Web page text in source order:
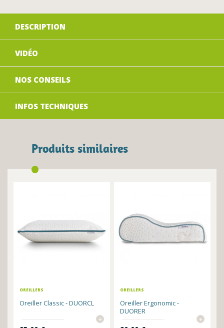
DESCRIPTION
VIDÉO
NOS CONSEILS
INFOS TECHNIQUES
Produits similaires
OREILLERS
Oreiller Classic - DUORCL
+
Prix
OREILLERS
Oreiller Ergonomic -
DUORER
+
Prix